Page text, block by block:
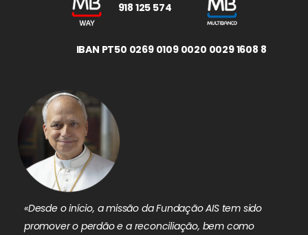
918 125 574
IBAN PT50 0269 0109 0020 0029 1608 8
«Desde o início, a missão da Fundação AIS tem sido
promover o perdão e a reconciliação, bem como